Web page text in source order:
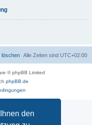
den
Alle Zeiten sind UTC+02:00
löschen
© phpBB Limited
phpBB.de